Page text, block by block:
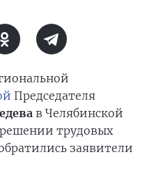
Председателя
в Челябинской
трудовых
заявители